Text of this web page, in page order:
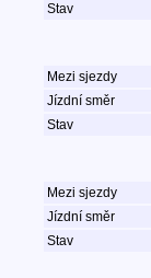
Stav
Mezi sjezdy
Jízdní směr
Stav
Mezi sjezdy
Jízdní směr
Stav